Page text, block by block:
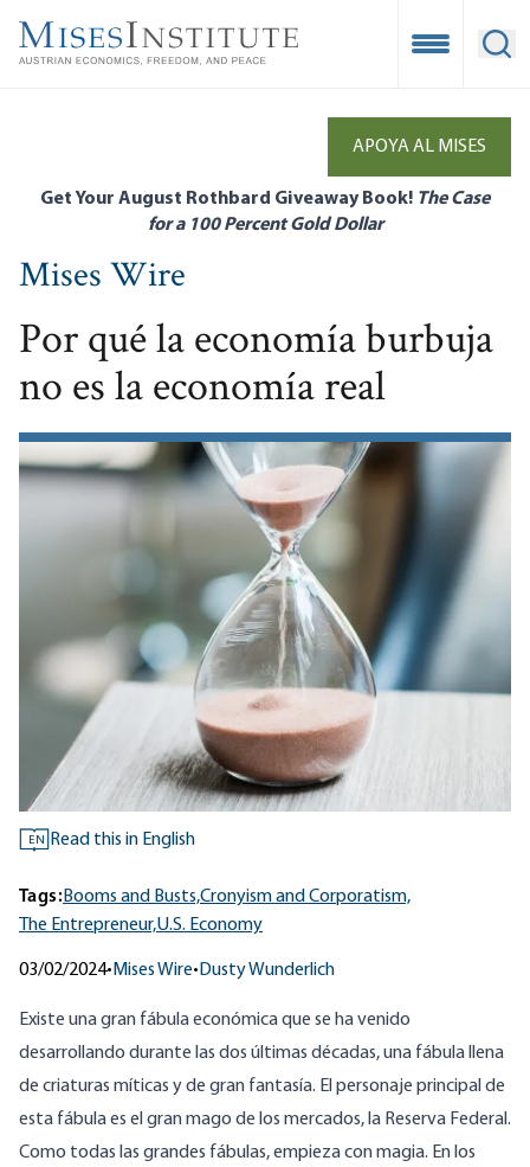
main
Open
APOYA AL MISES
Get Your August Rothbard Giveaway Book! The Case
for a 100 Percent Gold Dollar
Mises Wire
Por qué la economía burbuja
no es la economía real
EN Read this in English
Tags:Booms and Busts,Cronyism and Corporatism,
The Entrepreneur,U.S. Economy
03/02/2024• Mises Wire• Dusty Wunderlich
Existe una gran fábula económica que se ha venido
desarrollando durante las dos últimas décadas, una fábula llena
de criaturas míticas y de gran fantasía. El personaje principal de
esta fábula es el gran mago de los mercados, la Reserva Federal.
Como todas las grandes fábulas, empieza con magia. En los